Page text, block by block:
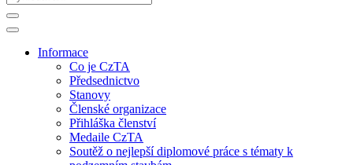
Informace
Co je CzTA
Předsednictvo
Stanovy
Členské organizace
Přihláška členství
Medaile CzTA
Soutěž o nejlepší diplomové práce s tématy k